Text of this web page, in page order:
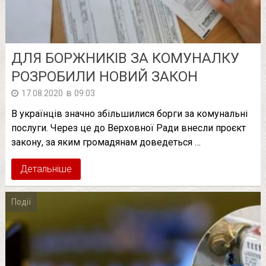
ДЛЯ БОРЖНИКІВ ЗА КОМУНАЛКУ
РОЗРОБИЛИ НОВИЙ ЗАКОН
17.08.2020 в 09:03
В українців значно збільшилися борги за комунальні
послуги. Через це до Верховної Ради внесли проєкт
закону, за яким громадянам доведеться …
Детальніше
Події